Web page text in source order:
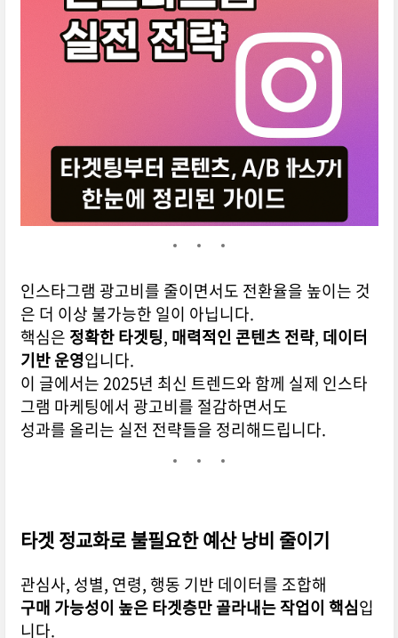
인스타그램 광고비를 줄이면서도 전환율을 높이는 것
은 더 이상 불가능한 일이 아닙니다.
핵심은 정확한 타겟팅, 매력적인 콘텐츠 전략, 데이터
기반 운영입니다.
이 글에서는 2025년 최신 트렌드와 함께 실제 인스타
그램 마케팅에서 광고비를 절감하면서도
성과를 올리는 실전 전략들을 정리해드립니다.
타겟 정교화로 불필요한 예산 낭비 줄이기
관심사, 성별, 연령, 행동 기반 데이터를 조합해
구매 가능성이 높은 타겟층만 골라내는 작업이 핵심입
니다.